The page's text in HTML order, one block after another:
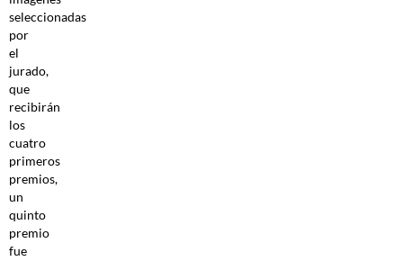
seleccionadas
por
el
jurado,
que
recibirán
los
cuatro
primeros
premios,
un
quinto
premio
fue